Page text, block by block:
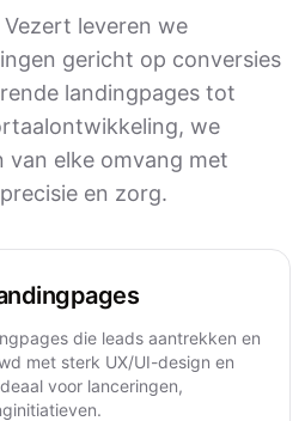
leveren we
gericht op conversies
landingpages tot
we
van elke omvang met
en zorg.
die leads aantrekken en
met sterk UX/UI-design en
voor lanceringen,